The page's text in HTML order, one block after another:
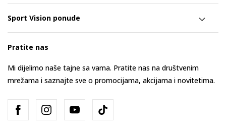
Sport Vision ponude
Pratite nas
Mi dijelimo naše tajne sa vama. Pratite nas na društvenim
mrežama i saznajte sve o promocijama, akcijama i novitetima.